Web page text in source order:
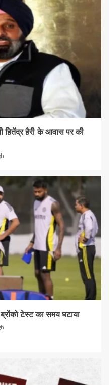
हितेंद्र हैरी के आवास पर की
टेस्ट का समय घटाया